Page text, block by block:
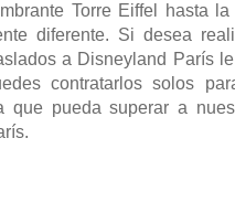
Torre Eiffel hasta
diferente. Si desea
a Disneyland París
contratarlos solos
que pueda superar a